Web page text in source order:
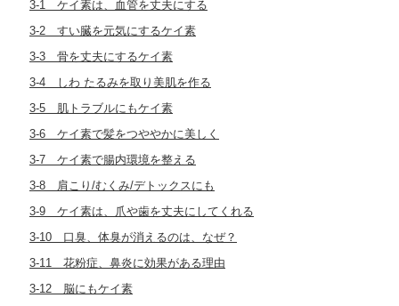
3-1 ケイ素は、血管を丈夫にする
3-2 すい臓を元気にするケイ素
3-3 骨を丈夫にするケイ素
3-4 しわ たるみを取り美肌を作る
3-5 肌トラブルにもケイ素
3-6 ケイ素で髪をつややかに美しく
3-7 ケイ素で腸内環境を整える
3-8 肩こり/むくみ/デトックスにも
3-9 ケイ素は、爪や歯を丈夫にしてくれる
3-10 口臭、体臭が消えるのは、なぜ？
3-11 花粉症、鼻炎に効果がある理由
3-12 脳にもケイ素